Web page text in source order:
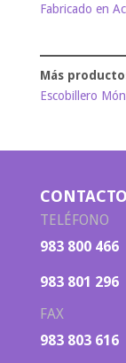
Fabricado en
Escobillero
CONTACTO
TELÉFONO
983 800 466
983 801 296
FAX
983 803 616